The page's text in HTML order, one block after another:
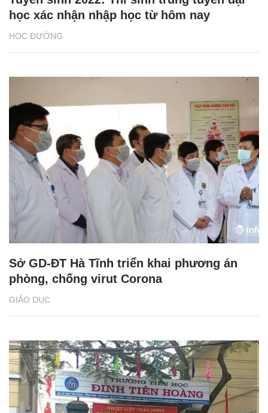
HỌC ĐƯỜNG
học xác nhận nhập học từ hôm nay
GIÁO DỤC
Sở GD-ĐT Hà Tĩnh triển khai phương án
phòng, chống virut Corona